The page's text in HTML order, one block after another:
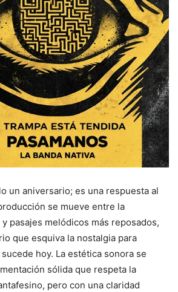
un aniversario; es una respuesta al
se mueve entre la
pasajes melódicos más reposados,
que esquiva la nostalgia para
hoy. La estética sonora se
sólida que respeta la
pero con una claridad